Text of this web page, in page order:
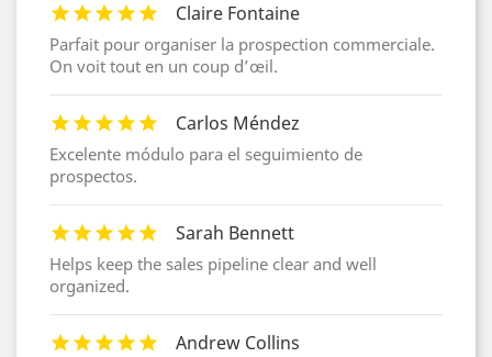
Claire Fontaine
Parfait pour organiser la prospection commerciale.
On voit tout en un coup d’œil.
Carlos Méndez
Excelente módulo para el seguimiento de
prospectos.
Sarah Bennett
Helps keep the sales pipeline clear and well
organized.
Andrew Collins